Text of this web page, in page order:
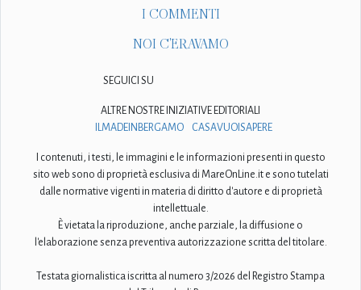
I COMMENTI
NOI C'ERAVAMO
SEGUICI SU
ALTRE NOSTRE INIZIATIVE EDITORIALI
ILMADEINBERGAMO
CASAVUOISAPERE
I contenuti, i testi, le immagini e le informazioni presenti in questo
sito web sono di proprietà esclusiva di MareOnLine.it e sono tutelati
dalle normative vigenti in materia di diritto d'autore e di proprietà
intellettuale.
È vietata la riproduzione, anche parziale, la diffusione o
l'elaborazione senza preventiva autorizzazione scritta del titolare.
Testata giornalistica iscritta al numero 3/2026 del Registro Stampa